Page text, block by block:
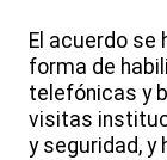
El acuerdo se
forma de
telefónicas y
visitas
y seguridad, y